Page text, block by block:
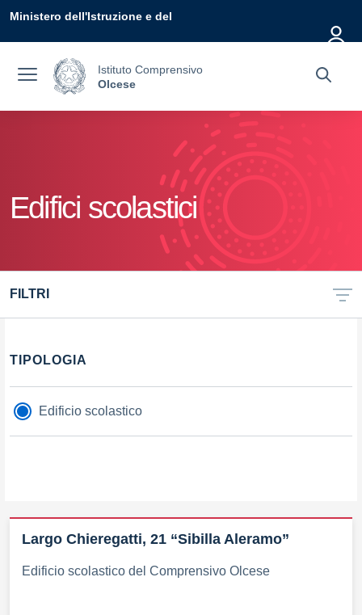
Ministero dell'Istruzione e del
Istituto Comprensivo
Olcese
Edifici scolastici
FILTRI
TIPOLOGIA
Edificio scolastico
Largo Chieregatti, 21 “Sibilla Aleramo”
Edificio scolastico del Comprensivo Olcese